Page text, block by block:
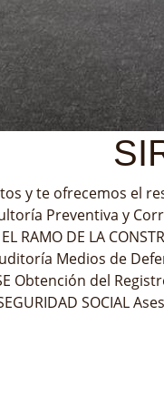
y te ofrecemos el
Preventiva y
RAMO DE LA
Medios de
Obtención del
SOCIAL